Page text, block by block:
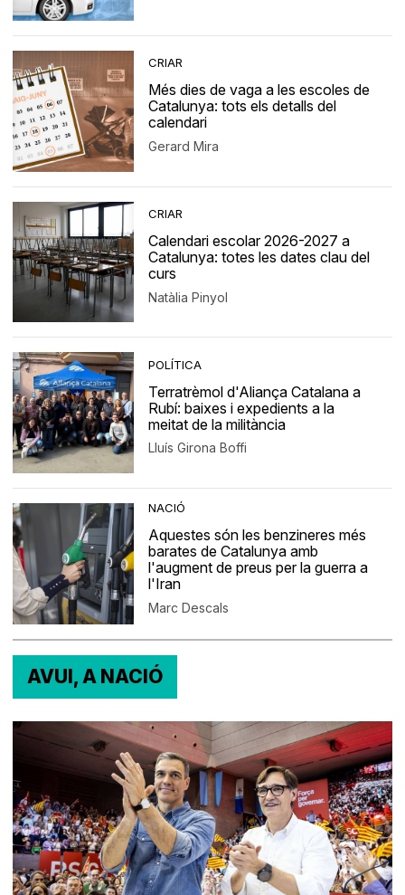
CRIAR
Més dies de vaga a les escoles de
Catalunya: tots els detalls del
calendari
Gerard Mira
CRIAR
Calendari escolar 2026-2027 a
Catalunya: totes les dates clau del
curs
Natàlia Pinyol
POLÍTICA
Terratrèmol d'Aliança Catalana a
Rubí: baixes i expedients a la
meitat de la militància
Lluís Girona Boffi
NACIÓ
Aquestes són les benzineres més
barates de Catalunya amb
l'augment de preus per la guerra a
l'Iran
Marc Descals
AVUI, A NACIÓ